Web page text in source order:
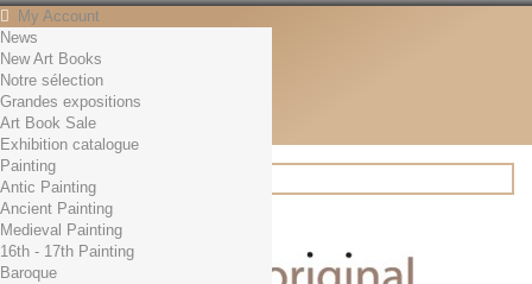
My Account
Contact
English
English
Français
News
Search
News
New Art Books
Notre sélection
Grandes expositions
Art Book Sale
Exhibition catalogue
Painting
Antic Painting
Ancient Painting
Medieval Painting
16th - 17th Painting
Baroque